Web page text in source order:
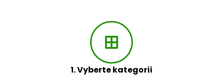
1. Vyberte kategorii